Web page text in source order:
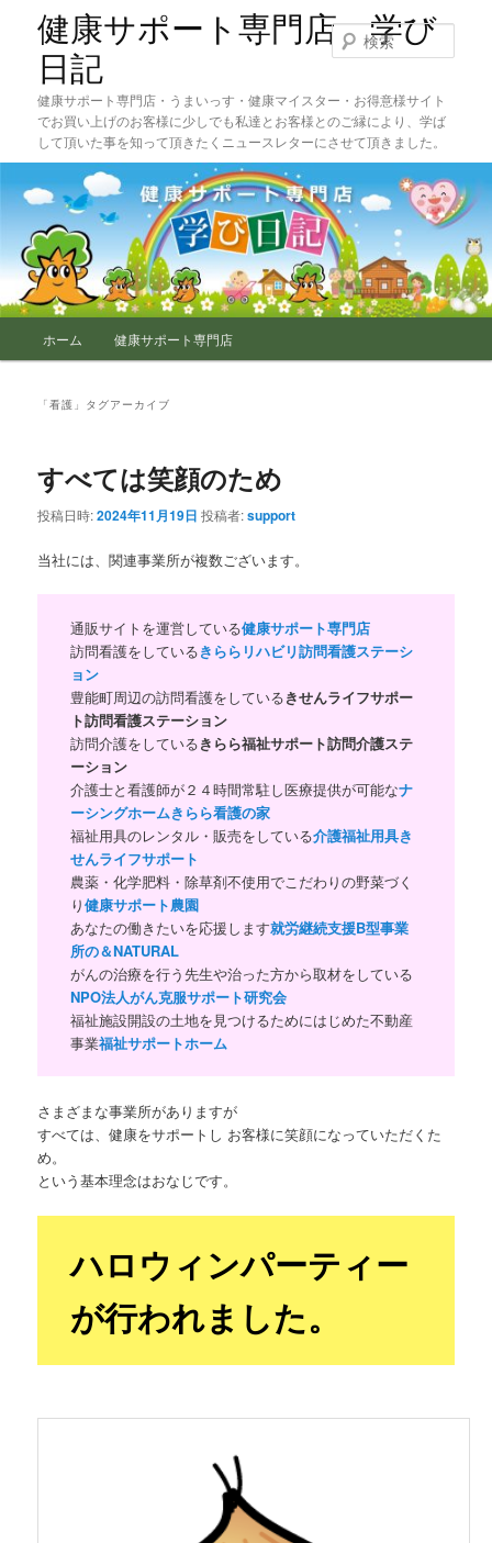
へ
移
健康サポート専門店 学び
日記
健康サポート専門店・うまいっす・健康マイスター・お得意様サイト
でお買い上げのお客様に少しでも私達とお客様とのご縁により、学ば
して頂いた事を知って頂きたくニュースレターにさせて頂きました。
索
ホーム 健康サポート専門店
「看護 」タグアーカイブ
すべては笑顔のため
投稿日時:2024年11月19日 投稿者:support
当社には、関連事業所が複数ございます。
通販サイトを運営している健康サポート専門店
訪問看護をしているきららリハビリ訪問看護ステーシ
ョン
豊能町周辺の訪問看護をしているきせんライフサポー
ト訪問看護ステーション
訪問介護をしているきらら福祉サポート訪問介護ステ
ーション
介護士と看護師が２４時間常駐し医療提供が可能なナ
ーシングホームきらら看護の家
福祉用具のレンタル・販売をしている介護福祉用具き
せんライフサポート
農薬・化学肥料・除草剤不使用でこだわりの野菜づく
り健康サポート農園
あなたの働きたいを応援します就労継続支援B型事業
所の＆NATURAL
がんの治療を行う先生や治った方から取材をしている
NPO法人がん克服サポート研究会
福祉施設開設の土地を見つけるためにはじめた不動産
事業福祉サポートホーム
さまざまな事業所がありますが
すべては、健康をサポートし お客様に笑顔になっていただくた
め。
という基本理念はおなじです。
ハロウィンパーティー
が行われました。